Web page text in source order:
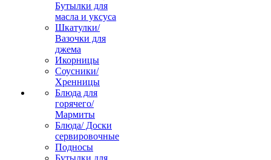
Бутылки для
масла и уксуса
Шкатулки/
Вазочки для
джема
Икорницы
Соусники/
Хренницы
Блюда для
горячего/
Мармиты
Блюда/ Доски
сервировочные
Подносы
Бутылки для